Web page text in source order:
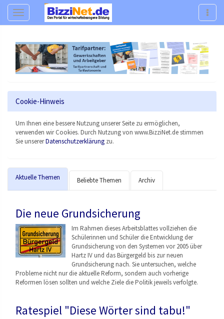
Navigation
Cookie-Hinweis
Um Ihnen eine bessere Nutzung unserer Seite zu ermöglichen,
verwenden wir Cookies. Durch Nutzung von www.BizziNet.de stimmen
Sie unsererDatenschutzerklärung zu.
Aktuelle Themen Beliebte Themen Archiv
Die neue Grundsicherung
Im Rahmen dieses Arbeitsblattes vollziehen die
Schülerinnen und Schüler die Entwicklung der
Grundsicherung von den Systemen vor 2005 über
Hartz IV und das Bürgergeld bis zur neuen
Grundsicherung nach. Sie untersuchen, welche
Probleme nicht nur die aktuelle Reform, sondern auch vorherige
Reformen lösen sollten und welche Ziele die Politik jeweils verfolgte.
Ratespiel "Diese Wörter sind tabu!"